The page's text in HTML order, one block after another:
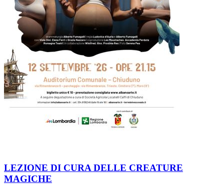
LEZIONE DI CURA DELLE CREATURE
MAGICHE